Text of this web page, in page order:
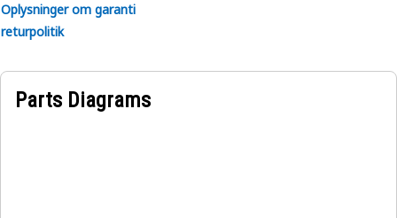
Oplysninger om garanti
returpolitik
Parts Diagrams